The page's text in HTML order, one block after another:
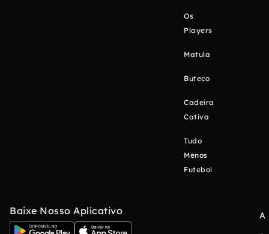
Os
Players
Matula
Buteco
Cadeira
Cativa
Tudo
Menos
Futebol
Baixe Nosso Aplicativo
A